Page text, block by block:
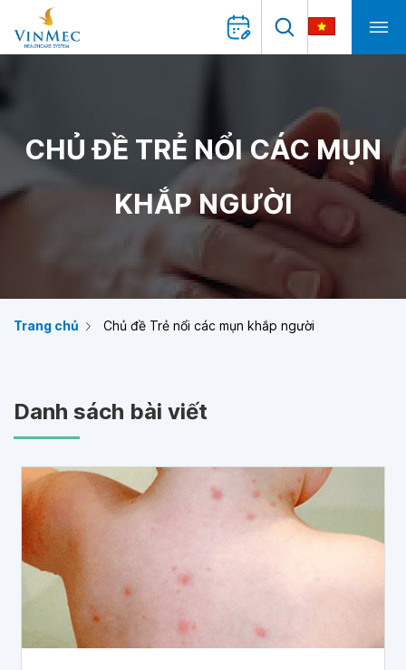
CHỦ ĐỀ TRẺ NỔI CÁC MỤN
KHẮP NGƯỜI
Trang chủ Chủ đề Trẻ nổi các mụn khắp người
Danh sách bài viết